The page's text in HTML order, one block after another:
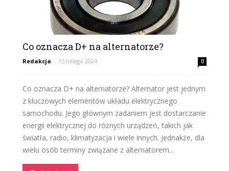
Co oznacza D+ na alternatorze?
Redakcja - 15 lutego 2024 0
Co oznacza D+ na alternatorze? Alternator jest jednym
z kluczowych elementów układu elektrycznego
samochodu. Jego głównym zadaniem jest dostarczanie
energii elektrycznej do różnych urządzeń, takich jak
światła, radio, klimatyzacja i wiele innych. Jednakże, dla
wielu osób terminy związane z alternatorem...